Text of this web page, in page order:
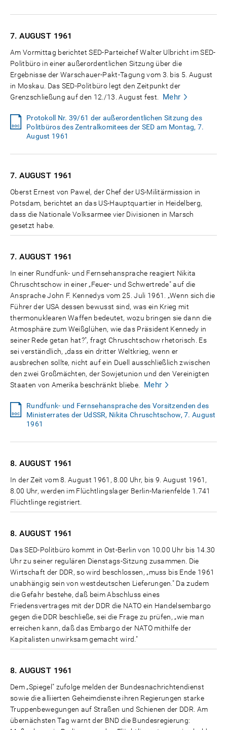
7. AUGUST 1961
Am Vormittag berichtet SED-Parteichef Walter Ulbricht im SED-
Politbüro in einer außerordentlichen Sitzung über die
Ergebnisse der Warschauer-Pakt-Tagung vom 3. bis 5. August
in Moskau. Das SED-Politbüro legt den Zeitpunkt der
Grenzschließung auf den 12./13. August fest.
Mehr
Protokoll Nr. 39/61 der außerordentlichen Sitzung des
Politbüros des Zentralkomitees der SED am Montag, 7.
August 1961
7. AUGUST 1961
Oberst Ernest von Pawel, der Chef der US-Militärmission in
Potsdam, berichtet an das US-Hauptquartier in Heidelberg,
dass die Nationale Volksarmee vier Divisionen in Marsch
gesetzt habe.
7. AUGUST 1961
In einer Rundfunk- und Fernsehansprache reagiert Nikita
Chruschtschow in einer „Feuer- und Schwertrede" auf die
Ansprache John F. Kennedys vom 25. Juli 1961. „Wenn sich die
Führer der USA dessen bewusst sind, was ein Krieg mit
thermonuklearen Waffen bedeutet, wozu bringen sie dann die
Atmosphäre zum Weißglühen, wie das Präsident Kennedy in
seiner Rede getan hat?", fragt Chruschtschow rhetorisch. Es
sei verständlich, „dass ein dritter Weltkrieg, wenn er
ausbrechen sollte, nicht auf ein Duell ausschließlich zwischen
den zwei Großmächten, der Sowjetunion und den Vereinigten
Staaten von Amerika beschränkt bliebe.
Mehr
Rundfunk- und Fernsehansprache des Vorsitzenden des
Ministerrates der UdSSR, Nikita Chruschtschow, 7. August
1961
8. AUGUST 1961
In der Zeit vom 8. August 1961, 8.00 Uhr, bis 9. August 1961,
8.00 Uhr, werden im Flüchtlingslager Berlin-Marienfelde 1.741
Flüchtlinge registriert.
8. AUGUST 1961
Das SED-Politbüro kommt in Ost-Berlin von 10.00 Uhr bis 14.30
Uhr zu seiner regulären Dienstags-Sitzung zusammen. Die
Wirtschaft der DDR, so wird beschlossen, „muss bis Ende 1961
unabhängig sein von westdeutschen Lieferungen." Da zudem
die Gefahr bestehe, daß beim Abschluss eines
Friedensvertrages mit der DDR die NATO ein Handelsembargo
gegen die DDR beschließe, sei die Frage zu prüfen, „wie man
erreichen kann, daß das Embargo der NATO mithilfe der
Kapitalisten unwirksam gemacht wird."
8. AUGUST 1961
Dem „Spiegel" zufolge melden der Bundesnachrichtendienst
sowie die alliierten Geheimdienste ihren Regierungen starke
Truppenbewegungen auf Straßen und Schienen der DDR. Am
übernächsten Tag warnt der BND die Bundesregierung: